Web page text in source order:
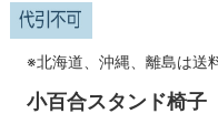
※北海道、沖縄、離島は送
小百合スタンド椅